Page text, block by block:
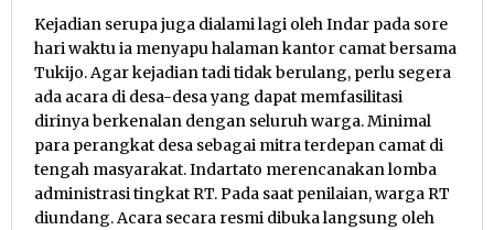
Kejadian serupa juga dialami lagi oleh Indar pada sore
hari waktu ia menyapu halaman kantor camat bersama
Tukijo. Agar kejadian tadi tidak berulang, perlu segera
ada acara di desa-desa yang dapat memfasilitasi
dirinya berkenalan dengan seluruh warga. Minimal
para perangkat desa sebagai mitra terdepan camat di
tengah masyarakat. Indartato merencanakan lomba
administrasi tingkat RT. Pada saat penilaian, warga RT
diundang. Acara secara resmi dibuka langsung oleh